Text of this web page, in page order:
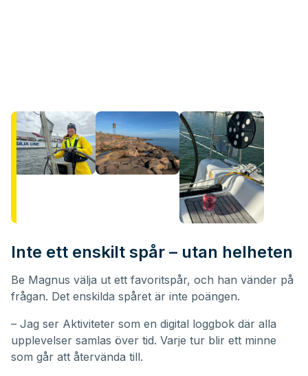
Inte ett enskilt spår – utan helheten
Be Magnus välja ut ett favoritspår, och han vänder på
frågan. Det enskilda spåret är inte poängen.
– Jag ser Aktiviteter som en digital loggbok där alla
upplevelser samlas över tid. Varje tur blir ett minne
som går att återvända till.